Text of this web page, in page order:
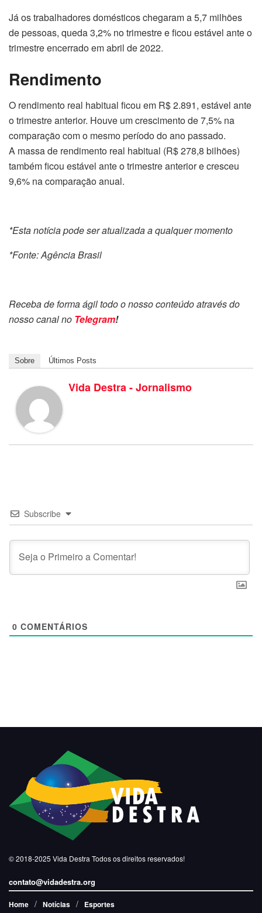
Já os trabalhadores domésticos chegaram a 5,7 milhões
de pessoas, queda 3,2% no trimestre e ficou estável ante o
trimestre encerrado em abril de 2022.
Rendimento
O rendimento real habitual ficou em R$ 2.891, estável ante
o trimestre anterior. Houve um crescimento de 7,5% na
comparação com o mesmo período do ano passado.
A massa de rendimento real habitual (R$ 278,8 bilhões)
também ficou estável ante o trimestre anterior e cresceu
9,6% na comparação anual.
*Esta notícia pode ser atualizada a qualquer momento
*Fonte: Agência Brasil
Receba de forma ágil todo o nosso conteúdo através do
nosso canal no Telegram!
Sobre Últimos Posts
Vida Destra - Jornalismo
Subscribe
0 COMENTÁRIOS
© 2018-2025 Vida Destra Todos os direitos reservados!
contato@vidadestra.org
Home Notícias Esportes